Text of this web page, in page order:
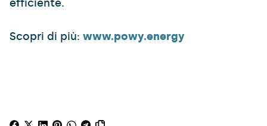
efficiente.
Scopri di più: www.powy.energy